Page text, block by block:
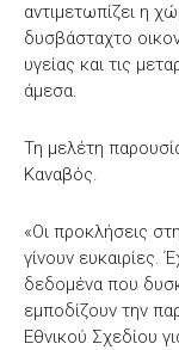
αντιμετωπίζει η
δυσβάσταχτο
υγείας και τις
άμεσα.
Τη μελέτη
Καναβός.
«Οι προκλήσεις
γίνουν ευκαιρίες.
δεδομένα που
εμποδίζουν την
Εθνικού Σχεδίου